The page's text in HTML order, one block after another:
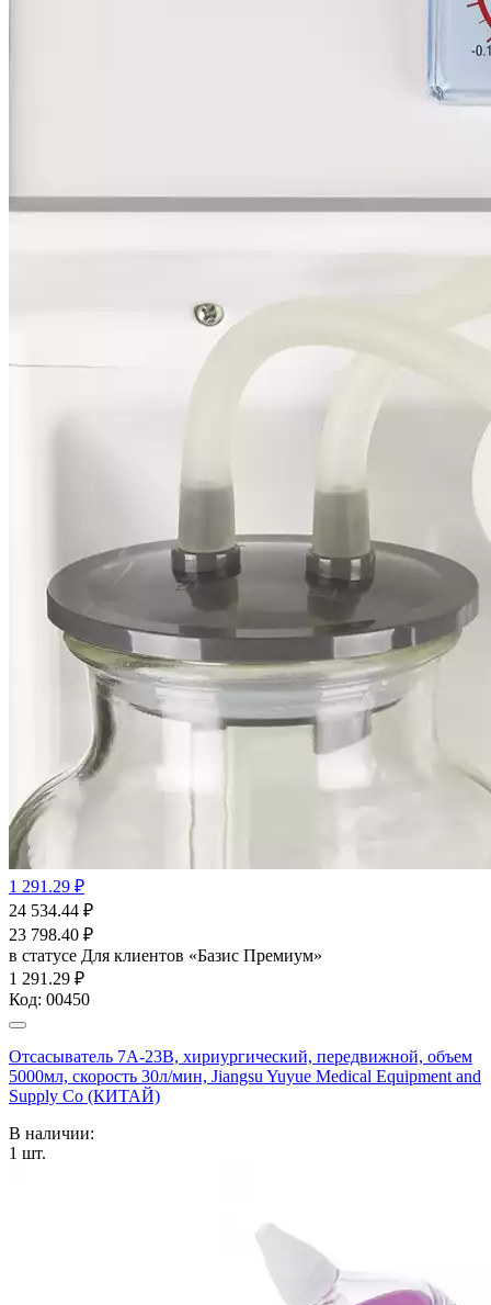
1 291.29 ₽
24 534.44 ₽
23 798.40 ₽
в статусе Для клиентов «Базис Премиум»
1 291.29 ₽
Код: 00450
Отсасыватель 7А-23В, хириургический, передвижной, объем
5000мл, скорость 30л/мин, Jiangsu Yuyue Medical Equipment and
Supply Co (КИТАЙ)
В наличии:
1 шт.